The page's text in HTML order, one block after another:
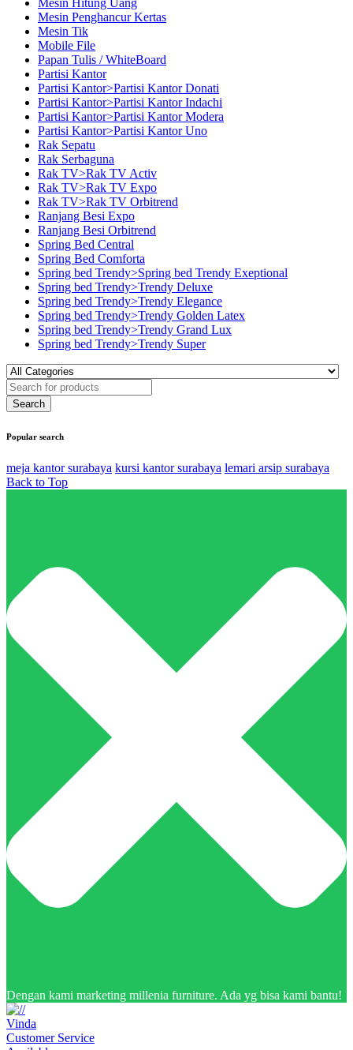
Mesin Penghancur Kertas
Mesin Tik
Mobile File
Papan Tulis / WhiteBoard
Partisi Kantor
Partisi Kantor>Partisi Kantor Donati
Partisi Kantor>Partisi Kantor Indachi
Partisi Kantor>Partisi Kantor Modera
Partisi Kantor>Partisi Kantor Uno
Rak Sepatu
Rak Serbaguna
Rak TV>Rak TV Activ
Rak TV>Rak TV Expo
Rak TV>Rak TV Orbitrend
Ranjang Besi Expo
Ranjang Besi Orbitrend
Spring Bed Central
Spring Bed Comforta
Spring bed Trendy>Spring bed Trendy Exeptional
Spring bed Trendy>Trendy Deluxe
Spring bed Trendy>Trendy Elegance
Spring bed Trendy>Trendy Golden Latex
Spring bed Trendy>Trendy Grand Lux
Spring bed Trendy>Trendy Super
Popular search
meja kantor surabaya kursi kantor surabaya lemari arsip surabaya
Back to Top
Dengan kami marketing millenia furniture. Ada yg bisa kami bantu!
Vinda
Customer Service